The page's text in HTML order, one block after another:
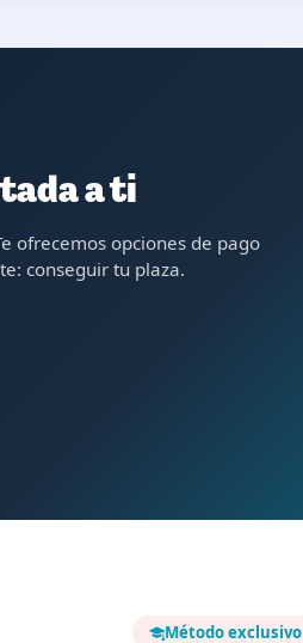
a ti
ofrecemos opciones de pago
conseguir tu plaza.
Método exclusivo